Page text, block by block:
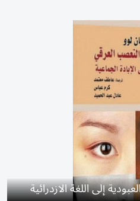
إلى اللغة الازدرائية